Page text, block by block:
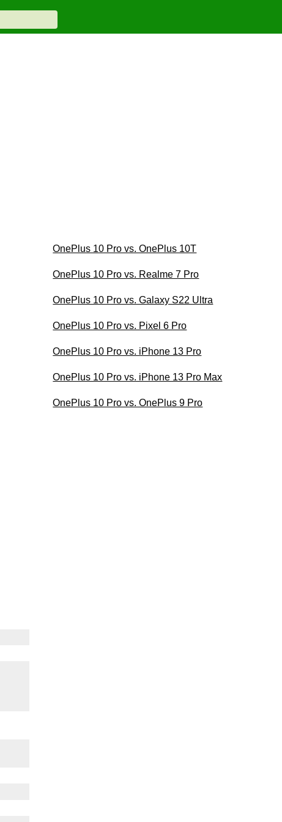
OnePlus 10 Pro vs. OnePlus 10T
OnePlus 10 Pro vs. Realme 7 Pro
OnePlus 10 Pro vs. Galaxy S22 Ultra
OnePlus 10 Pro vs. Pixel 6 Pro
OnePlus 10 Pro vs. iPhone 13 Pro
OnePlus 10 Pro vs. iPhone 13 Pro Max
OnePlus 10 Pro vs. OnePlus 9 Pro